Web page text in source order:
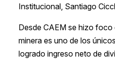
Institucional, Santiago
Desde CAEM se hizo foco
minera es uno de los
logrado ingreso neto de